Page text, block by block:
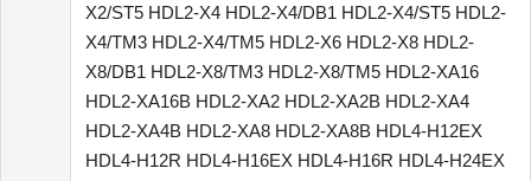
X2/ST5 HDL2-X4 HDL2-X4/DB1 HDL2-X4/ST5 HDL2-
X4/TM3 HDL2-X4/TM5 HDL2-X6 HDL2-X8 HDL2-
X8/DB1 HDL2-X8/TM3 HDL2-X8/TM5 HDL2-XA16
HDL2-XA16B HDL2-XA2 HDL2-XA2B HDL2-XA4
HDL2-XA4B HDL2-XA8 HDL2-XA8B HDL4-H12EX
HDL4-H12R HDL4-H16EX HDL4-H16R HDL4-H24EX